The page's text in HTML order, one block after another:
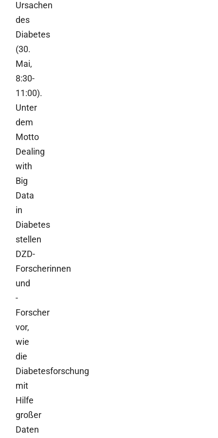
Ursachen
des
Diabetes
(30.
Mai,
8:30-
11:00).
Unter
dem
Motto
Dealing
with
Big
Data
in
Diabetes
stellen
DZD-
Forscherinnen
und
-
Forscher
vor,
wie
die
Diabetesforschung
mit
Hilfe
großer
Daten